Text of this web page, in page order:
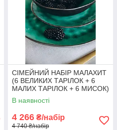
СІМЕЙНИЙ НАБІР МАЛАХИТ
(6 ВЕЛИКИХ ТАРІЛОК + 6
МАЛИХ ТАРІЛОК + 6 МИСОК)
В наявності
4 266 ₴/набір
4 740 ₴/набір